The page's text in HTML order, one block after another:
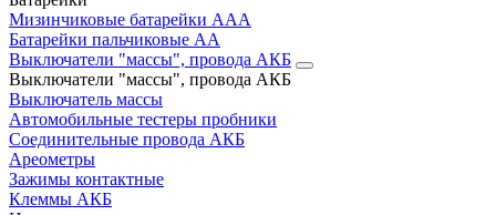
Мизинчиковые батарейки AAA
Батарейки пальчиковые АА
Выключатели "массы", провода АКБ
Выключатели "массы", провода АКБ
Выключатель массы
Автомобильные тестеры пробники
Соединительные провода АКБ
Ареометры
Зажимы контактные
Клеммы АКБ